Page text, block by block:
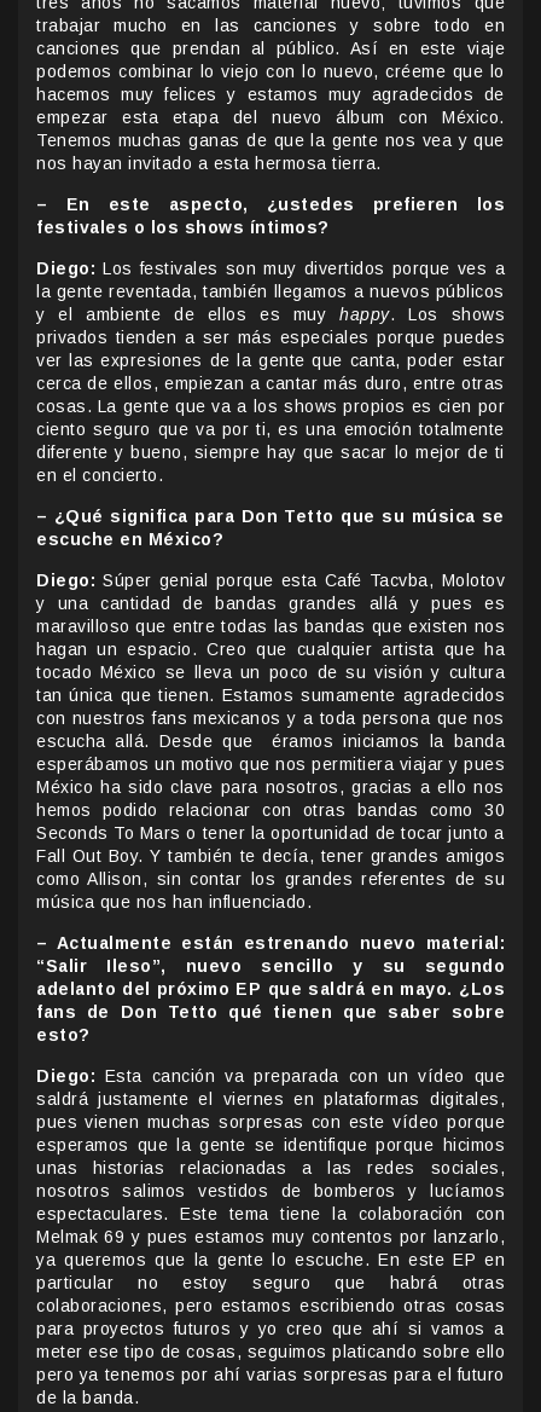
trabajar mucho en las canciones y sobre todo en
canciones que prendan al público. Así en este viaje
podemos combinar lo viejo con lo nuevo, créeme que lo
hacemos muy felices y estamos muy agradecidos de
empezar esta etapa del nuevo álbum con México.
Tenemos muchas ganas de que la gente nos vea y que
nos hayan invitado a esta hermosa tierra.
– En este aspecto, ¿ustedes prefieren los
festivales o los shows íntimos?
Diego:Los festivales son muy divertidos porque ves a
la gente reventada, también llegamos a nuevos públicos
y el ambiente de ellos es muyhappy. Los shows
privados tienden a ser más especiales porque puedes
ver las expresiones de la gente que canta, poder estar
cerca de ellos, empiezan a cantar más duro, entre otras
cosas. La gente que va a los shows propios es cien por
ciento seguro que va por ti, es una emoción totalmente
diferente y bueno, siempre hay que sacar lo mejor de ti
en el concierto.
– ¿Qué significa para Don Tetto que su música se
escuche en México?
Diego: Súper genial porque esta Café Tacvba, Molotov
y una cantidad de bandas grandes allá y pues es
maravilloso que entre todas las bandas que existen nos
hagan un espacio. Creo que cualquier artista que ha
tocado México se lleva un poco de su visión y cultura
tan única que tienen. Estamos sumamente agradecidos
con nuestros fans mexicanos y a toda persona que nos
escucha allá. Desde que éramos iniciamos la banda
esperábamos un motivo que nos permitiera viajar y pues
México ha sido clave para nosotros, gracias a ello nos
hemos podido relacionar con otras bandas como 30
Seconds To Mars o tener la oportunidad de tocar junto a
Fall Out Boy. Y también te decía, tener grandes amigos
como Allison, sin contar los grandes referentes de su
música que nos han influenciado.
– Actualmente están estrenando nuevo material:
“Salir Ileso”, nuevo sencillo y su segundo
adelanto del próximo EP que saldrá en mayo. ¿Los
fans de Don Tetto qué tienen que saber sobre
esto?
Diego: Esta canción va preparada con un vídeo que
saldrá justamente el viernes en plataformas digitales,
pues vienen muchas sorpresas con este vídeo porque
esperamos que la gente se identifique porque hicimos
unas historias relacionadas a las redes sociales,
nosotros salimos vestidos de bomberos y lucíamos
espectaculares. Este tema tiene la colaboración con
Melmak 69 y pues estamos muy contentos por lanzarlo,
ya queremos que la gente lo escuche. En este EP en
particular no estoy seguro que habrá otras
colaboraciones, pero estamos escribiendo otras cosas
para proyectos futuros y yo creo que ahí si vamos a
meter ese tipo de cosas, seguimos platicando sobre ello
pero ya tenemos por ahí varias sorpresas para el futuro
de la banda.